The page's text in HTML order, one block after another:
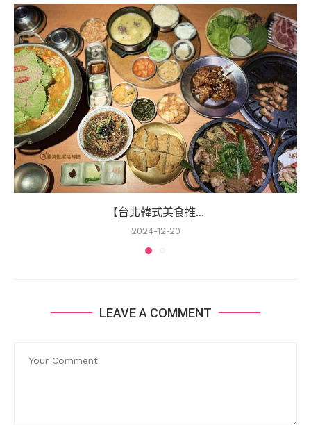
【台北韓式美食推...
2024-12-20
LEAVE A COMMENT